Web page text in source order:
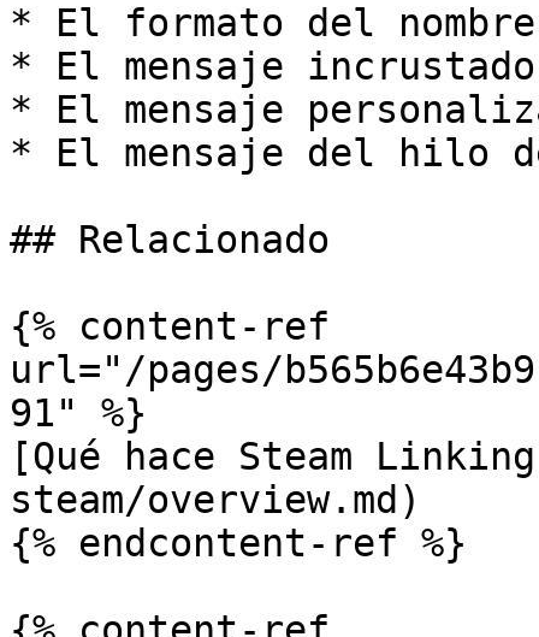
* El formato del
* El mensaje
* El mensaje
* El mensaje del hilo
## Relacionado
{% content-ref
url="/pages/
91" %}
[Qué hace Steam
steam/overview.md)
{% endcontent-ref %}